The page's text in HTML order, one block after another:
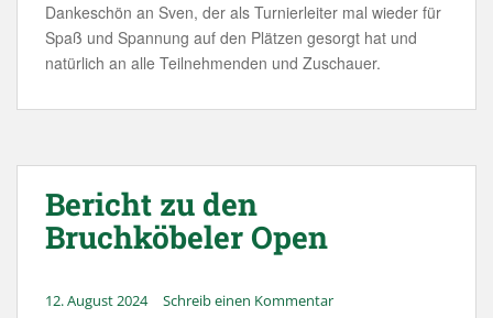
Dankeschön an Sven, der als Turnierleiter mal wieder für
Spaß und Spannung auf den Plätzen gesorgt hat und
natürlich an alle Teilnehmenden und Zuschauer.
Bericht zu den
Bruchköbeler Open
12. August 2024 Schreib einen Kommentar